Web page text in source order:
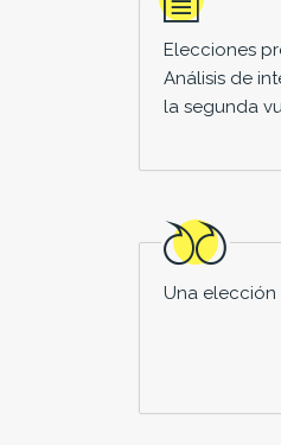
Elecciones
Análisis de
la segunda
Una elección